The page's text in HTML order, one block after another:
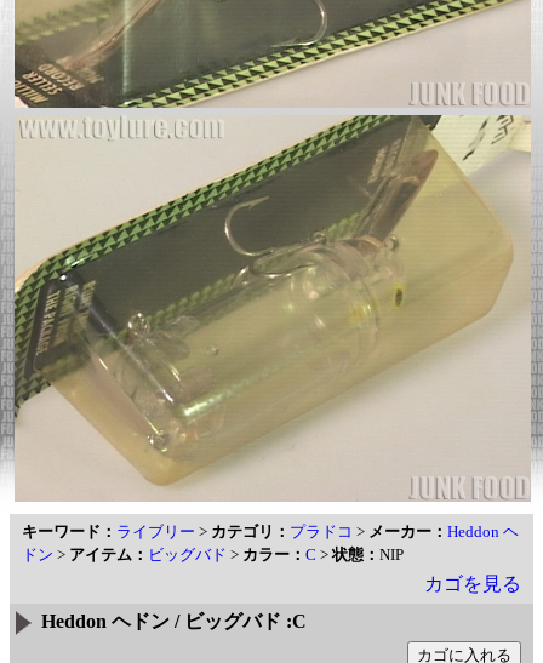
キーワード： ライブリー > カテゴリ： プラドコ > メーカー： Heddon ヘ
ドン > アイテム： ビッグバド > カラー： C >状態： NIP
カゴを見る
Heddon ヘドン / ビッグバド :C